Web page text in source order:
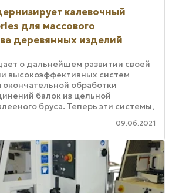
калевочный
для массового
деревянных изделий
о дальнейшем развитии своей
высокоэффективных систем
окончательной обработки
балок из цельной
бруса. Теперь эти системы,
превосходной обработкой ...
09.06.2021